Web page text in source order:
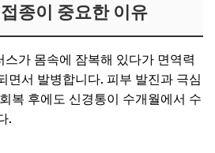
종이 중요한 이유
가 몸속에 잠복해 있다가 면역력
면서 발병합니다. 피부 발진과 극심
복 후에도 신경통이 수개월에서 수
.